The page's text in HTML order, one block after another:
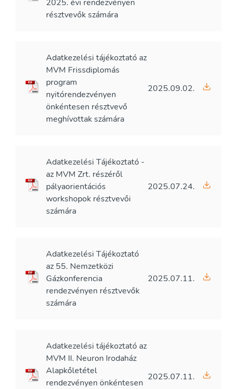
2025. évi rendezvényen
résztvevők számára
Adatkezelési tájékoztató az
MVM Frissdiplomás
program
nyitórendezvényen
önkéntesen résztvevő
meghívottak számára
2025.09.02.
Adatkezelési Tájékoztató -
az MVM Zrt. részéről
pályaorientációs
workshopok résztvevői
számára
2025.07.24.
Adatkezelési Tájékoztató
az 55. Nemzetközi
Gázkonferencia
rendezvényen résztvevők
számára
2025.07.11.
Adatkezelési tájékoztató az
MVM II. Neuron Irodaház
Alapkőletétel
rendezvényen önkéntesen
2025.07.11.